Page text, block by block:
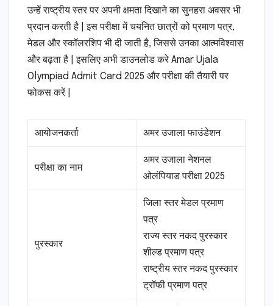
उन्हें राष्ट्रीय स्तर पर अपनी क्षमता दिखाने का सुनहरा अवसर भी
प्रदान करती है | इस परीक्षा में चयनित छात्रों को प्रमाण पत्र,
मेडल और स्कॉलरशिप भी दी जाती है, जिससे उनका आत्मविश्वास
और बढ़ता है | इसलिए अभी डाउनलोड करे Amar Ujala
Olympiad Admit Card 2025 और परीक्षा की तैयारी पर
फोकस करें |
आयोजनकर्ता अमर उजाला फाउंडेशन
परीक्षा का नाम
अमर उजाला नेशनल
ओलंपियाड परीक्षा 2025
पुरस्कार
जिला स्तर मेडल प्रमाण
पत्र
राज्य स्तर नकद पुरस्कार
शील्ड प्रमाण पत्र
राष्ट्रीय स्तर नकद पुरस्कार
ट्रॉफी प्रमाण पत्र